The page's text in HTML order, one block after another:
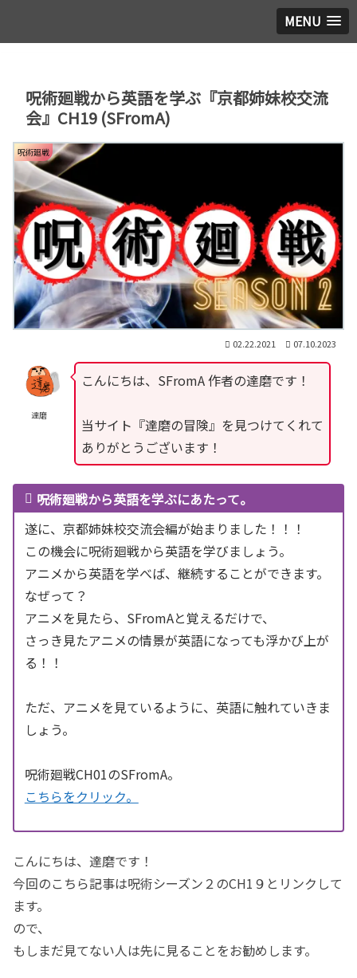
MENU
呪術廻戦から英語を学ぶ『京都姉妹校交流
会』CH19 (SFromA)
呪術廻戦
02.22.2021 07.10.2023
達磨
こんにちは、SFromA 作者の達磨です！
当サイト『達磨の冒険』を見つけてくれて
ありがとうございます！
呪術廻戦から英語を学ぶにあたって。
遂に、京都姉妹校交流会編が始まりました！！！
この機会に呪術廻戦から英語を学びましょう。
アニメから英語を学べば、継続することができます。
なぜって？
アニメを見たら、SFromAと覚えるだけで、
さっき見たアニメの情景が英語になっても浮かび上が
る！！
ただ、アニメを見ているように、英語に触れていきま
しょう。
呪術廻戦CH01のSFromA。
こちらをクリック。
こんにちは、達磨です！
今回のこちら記事は呪術シーズン２のCH1９とリンクして
ます。
ので、
もしまだ見てない人は先に見ることをお勧めします。